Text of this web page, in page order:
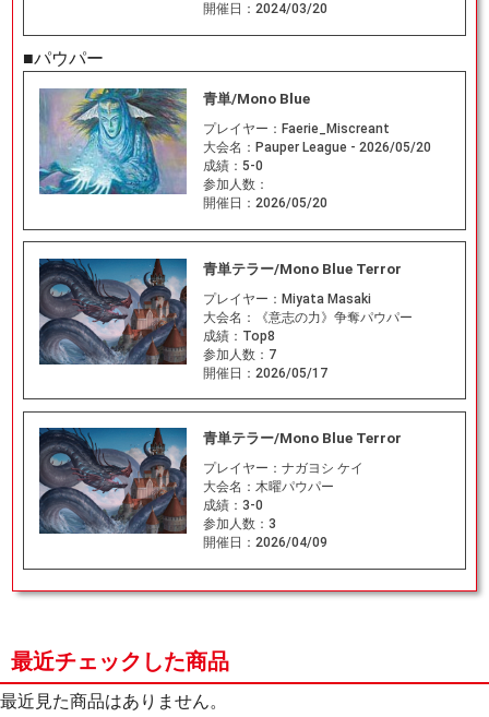
開催日： 2024/03/20
■パウパー
青単/Mono Blue
プレイヤー： Faerie_Miscreant
大会名： Pauper League - 2026/05/20
成績： 5-0
参加人数：
開催日： 2026/05/20
青単テラー/Mono Blue Terror
プレイヤー： Miyata Masaki
大会名：
《意志の力》争奪パウパー
成績： Top8
参加人数： 7
開催日： 2026/05/17
青単テラー/Mono Blue Terror
プレイヤー： ナガヨシ ケイ
大会名： 木曜パウパー
成績： 3-0
参加人数： 3
開催日： 2026/04/09
最近チェックした商品
最近見た商品はありません。